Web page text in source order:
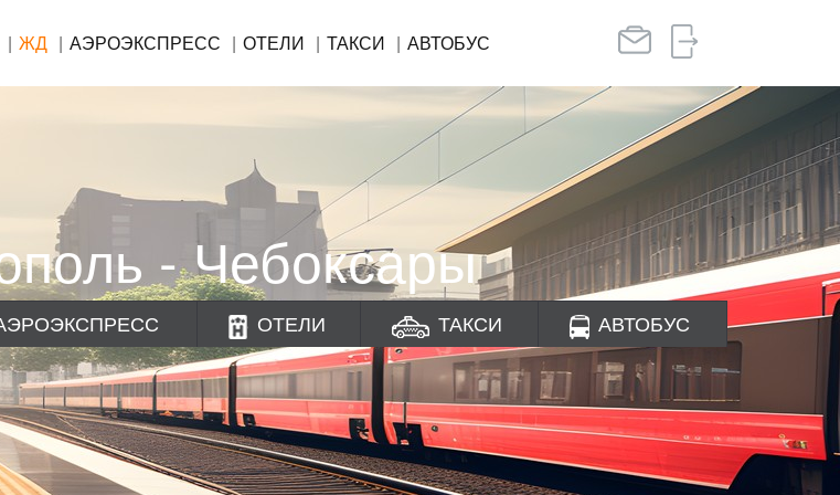
ЖД АЭРОЭКСПРЕСС ОТЕЛИ ТАКСИ АВТОБУС
- Чебоксары
ОТЕЛИ ТАКСИ АВТОБУС